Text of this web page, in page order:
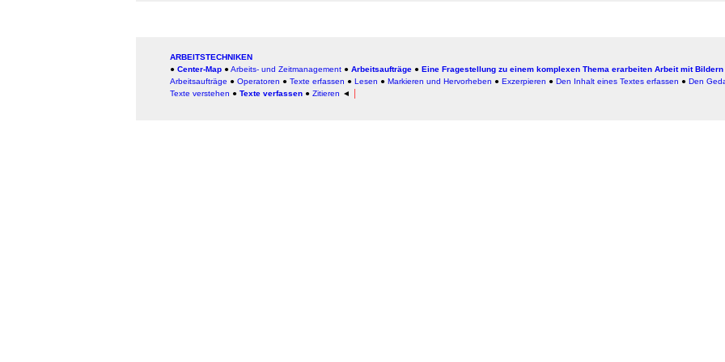
ARBEITSTECHNIKEN
● Center-Map ● Arbeits- und Zeitmanagement ● Arbeitsaufträge ● Eine Fragestellung zu einem komplexen Thema erarbeiten Arbeit mit Bildern
Arbeitsaufträge ● Operatoren ● Texte erfassen ● Lesen ● Markieren und Hervorheben ● Exzerpieren ● Den Inhalt eines Textes erfassen ● Den
Texte verstehen ● Texte verfassen ● Zitieren ◄